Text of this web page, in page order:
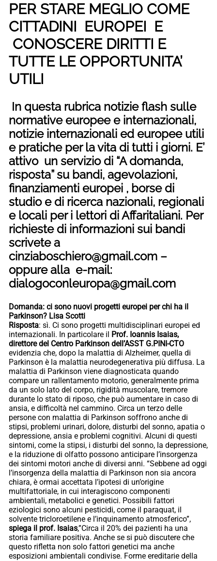
PER STARE MEGLIO COME
CITTADINI EUROPEI E
CONOSCERE DIRITTI E
TUTTE LE OPPORTUNITA’
UTILI
In questa rubrica notizie flash sulle
normative europee e internazionali,
notizie internazionali ed europee utili
e pratiche per la vita di tutti i giorni. E’
attivo un servizio di “A domanda,
risposta” su bandi, agevolazioni,
finanziamenti europei , borse di
studio e di ricerca nazionali, regionali
e locali per i lettori di Affaritaliani. Per
richieste di informazioni sui bandi
scrivete a
cinziaboschiero@gmail.com –
oppure alla e-mail:
dialogoconleuropa@gmail.com
Domanda: ci sono nuovi progetti europei per chi ha il
Parkinson? Lisa Scotti
Risposta: sì. Ci sono progetti multidisciplinari europei ed
internazionali. In particolare il
Prof. Ioannis Isaias,
direttore del Centro Parkinson dell’ASST G.PINI-CTO
evidenzia che, dopo la malattia di Alzheimer, quella di
Parkinson è la malattia neurodegenerativa più diffusa. La
malattia di Parkinson viene diagnosticata quando
compare un rallentamento motorio, generalmente prima
da un solo lato del corpo, rigidità muscolare, tremore
durante lo stato di riposo, che può aumentare in caso di
ansia, e difficoltà nel cammino. Circa un terzo delle
persone con malattia di Parkinson soffrono anche di
stipsi, problemi urinari, dolore, disturbi del sonno, apatia o
depressione, ansia e problemi cognitivi. Alcuni di questi
sintomi, come la stipsi, i disturbi del sonno, la depressione,
e la riduzione di olfatto possono anticipare l’insorgenza
dei sintomi motori anche di diversi anni. “Sebbene ad oggi
l’insorgenza della malattia di Parkinson non sia ancora
chiara, è ormai accettata l’ipotesi di un’origine
multifattoriale, in cui interagiscono componenti
ambientali, metabolici e genetici. Possibili fattori
eziologici sono alcuni pesticidi, come il paraquat, il
solvente tricloroetilene e l’inquinamento atmosferico”,
spiega il prof. Isaias,”Circa il 20% dei pazienti ha una
storia familiare positiva. Anche se si può discutere che
questo rifletta non solo fattori genetici ma anche
esposizioni ambientali condivise. Forme ereditarie della